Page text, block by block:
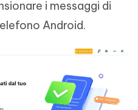
i messaggi di
Android.